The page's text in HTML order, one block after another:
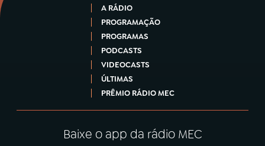
A RÁDIO
PROGRAMAÇÃO
PROGRAMAS
PODCASTS
VIDEOCASTS
ÚLTIMAS
PRÊMIO RÁDIO MEC
Baixe o app da rádio MEC